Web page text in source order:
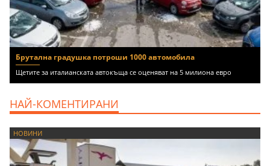
Брутална градушка потроши 1000 автомобила
Щетите за италианската автокъща се оценяват на 5 милиона евро
НАЙ-КОМЕНТИРАНИ
НОВИНИ